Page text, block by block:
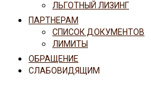
ЛЬГОТНЫЙ ЛИЗИНГ
ПАРТНЕРАМ
СПИСОК ДОКУМЕНТОВ
ЛИМИТЫ
ОБРАЩЕНИЕ
СЛАБОВИДЯЩИМ